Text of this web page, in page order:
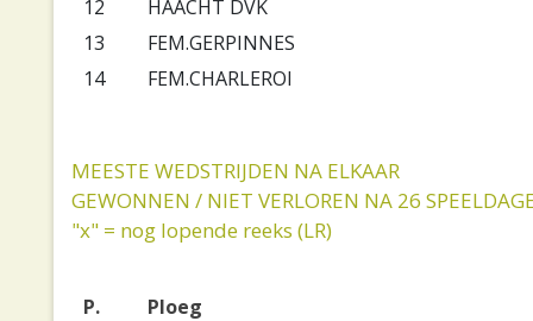
12
HAACHT DVK
13
FEM.GERPINNES
14
FEM.CHARLEROI
MEESTE WEDSTRIJDEN NA ELKAAR
GEWONNEN / NIET VERLOREN NA 26
"x" = nog lopende reeks (LR)
P.
Ploeg